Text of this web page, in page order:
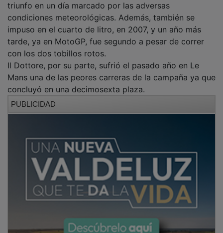
triunfo en un día marcado por las adversas
condiciones meteorológicas. Además, también se
impuso en el cuarto de litro, en 2007, y un año más
tarde, ya en MotoGP, fue segundo a pesar de correr
con los dos tobillos rotos.
Il Dottore, por su parte, sufrió el pasado año en Le
Mans una de las peores carreras de la campaña ya que
concluyó en una decimosexta plaza.
PUBLICIDAD